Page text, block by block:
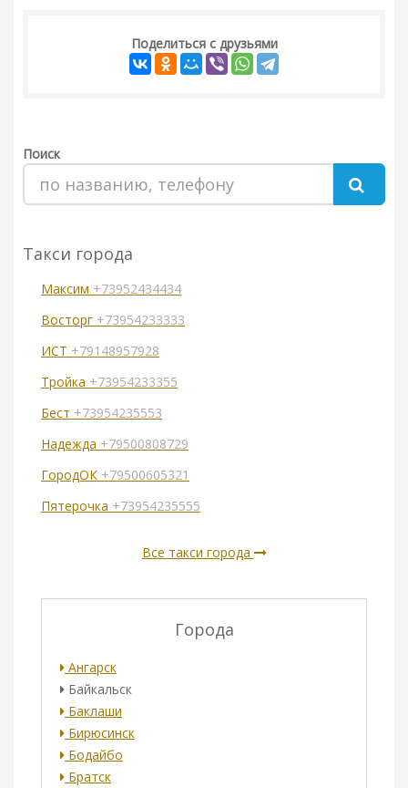
Поделиться с друзьями
Поиск
Такси города
Максим +73952434434
Восторг +73954233333
ИСТ +79148957928
Тройка +73954233355
Бест +73954235553
Надежда +79500808729
ГородОК +79500605321
Пятерочка +73954235555
Все такси города
Города
Ангарск
Байкальск
Баклаши
Бирюсинск
Бодайбо
Братск